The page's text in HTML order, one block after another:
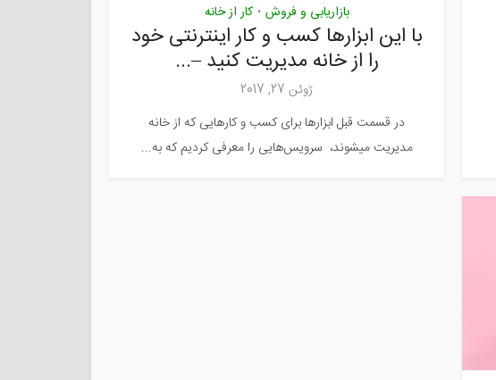
بازاریابی و فروش • کار از خانه
با این ابزارها کسب و کار اینترنتی خود
را از خانه مدیریت کنید –...
ژوئن 27, 2017
در قسمت قبل ابزارها برای کسب و کارهایی که از خانه
مدیریت میشوند، سرویس‌هایی را معرفی کردیم که به...